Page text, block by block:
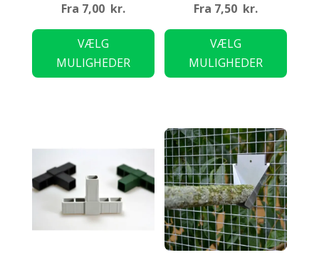
Fra 7,00 kr.
VÆLG
MULIGHEDER
Dette
flere
kan
vælges
på
varesiden
Fra 7,50 kr.
VÆLG
MULIGHEDER
kan
på